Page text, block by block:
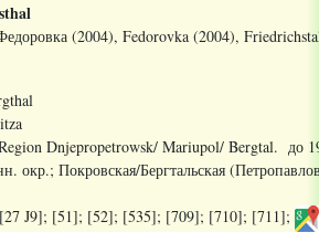
(2004), Fedorovka (2004),
Dnjepropetrowsk/ Mariupol/ Bergtal. до
. окр.; Покровская/Бергтальская (
[27 J9]; [51]; [52]; [535]; [709]; [710]; [711];